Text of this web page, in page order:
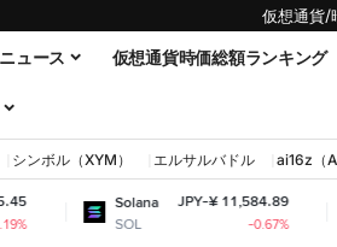
仮想通貨/
ュース 仮想通貨時価総額ランキング
シンボル（XYM） エルサルバドル ai16z（
Solana
SOL
JPY-¥ 11,584.89
Dogecoin
DOGE